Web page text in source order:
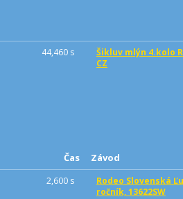
44,460 s
Šikluv mlýn 4.kolo
CZ
Čas Závod
2,600 s
Rodeo Slovenská
ročník, 13622SW